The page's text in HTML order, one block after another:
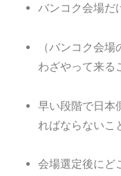
バンコク会場だ
（バンコク会
わざやって来る
早い段階で日本
ればならないこ
会場選定後にど